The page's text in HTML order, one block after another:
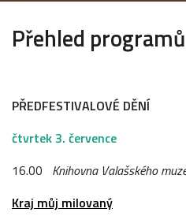
Přehled programů
PŘEDFESTIVALOVÉ DĚNÍ
čtvrtek 3. července
16.00 Knihovna Valašského
Kraj můj milovaný